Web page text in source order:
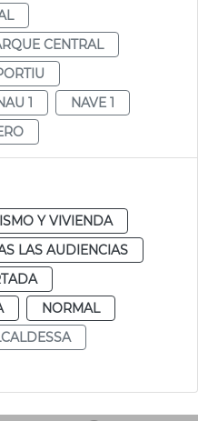
CENTRAL
1
NAVE 1
Y VIVIENDA
LAS AUDIENCIAS
NORMAL